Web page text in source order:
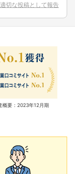
切な投稿として報告
要：2023年12月期